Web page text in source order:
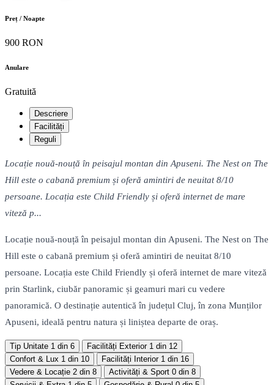
Preț / Noapte
900 RON
Anulare
Gratuită
Descriere
Facilități
Reguli
Locație nouă-nouță în peisajul montan din Apuseni. The Nest on The
Hill este o cabană premium și oferă amintiri de neuitat 8/10
persoane. Locația este Child Friendly și oferă internet de mare
viteză p...
Locație nouă-nouță în peisajul montan din Apuseni. The Nest on The
Hill este o cabană premium și oferă amintiri de neuitat 8/10
persoane. Locația este Child Friendly și oferă internet de mare viteză
prin Starlink, ciubăr panoramic și geamuri mari cu vedere
panoramică. O destinație autentică în județul Cluj, în zona Munților
Apuseni, ideală pentru natura și liniștea departe de oraș.
Tip Unitate 1 din 6 Facilități Exterior 1 din 12
Confort & Lux 1 din 10 Facilități Interior 1 din 16
Vedere & Locație 2 din 8 Activități & Sport 0 din 8